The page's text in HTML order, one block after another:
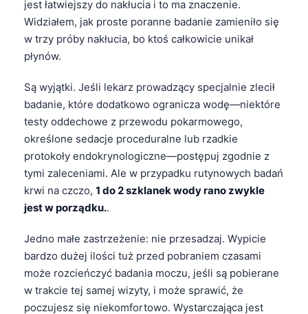
jest łatwiejszy do nakłucia i to ma znaczenie.
Widziałem, jak proste poranne badanie zamieniło się
w trzy próby nakłucia, bo ktoś całkowicie unikał
płynów.
Są wyjątki. Jeśli lekarz prowadzący specjalnie zlecił
badanie, które dodatkowo ogranicza wodę—niektóre
testy oddechowe z przewodu pokarmowego,
określone sedacje proceduralne lub rzadkie
protokoły endokrynologiczne—postępuj zgodnie z
tymi zaleceniami. Ale w przypadku rutynowych badań
krwi na czczo, 1 do 2 szklanek wody rano zwykle
jest w porządku..
Jedno małe zastrzeżenie: nie przesadzaj. Wypicie
bardzo dużej ilości tuż przed pobraniem czasami
może rozcieńczyć badania moczu, jeśli są pobierane
w trakcie tej samej wizyty, i może sprawić, że
poczujesz się niekomfortowo. Wystarczająca jest